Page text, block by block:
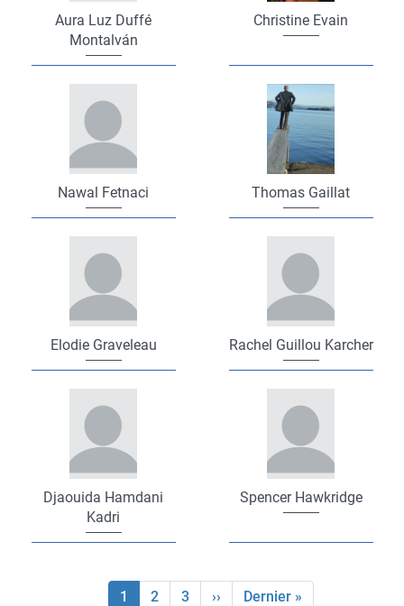
Aura Luz Duffé
Montalván
Christine Evain
Nawal Fetnaci Thomas Gaillat
Elodie Graveleau Rachel Guillou Karcher
Djaouida Hamdani
Kadri
Spencer Hawkridge
Page
1 Page
2 Page
3
Page
››
Dernière
Dernier »